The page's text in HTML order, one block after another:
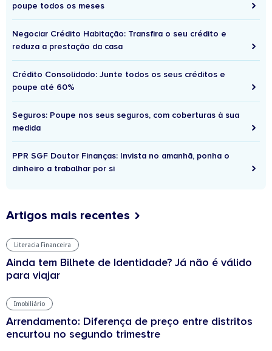
poupe todos os meses
Negociar Crédito Habitação: Transfira o seu crédito e
reduza a prestação da casa
Crédito Consolidado: Junte todos os seus créditos e
poupe até 60%
Seguros: Poupe nos seus seguros, com coberturas à sua
medida
PPR SGF Doutor Finanças: Invista no amanhã, ponha o
dinheiro a trabalhar por si
Artigos mais recentes
Literacia Financeira
Ainda tem Bilhete de Identidade? Já não é válido
para viajar
Imobiliário
Arrendamento: Diferença de preço entre distritos
encurtou no segundo trimestre